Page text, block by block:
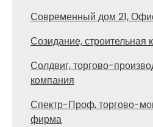
Современный дом 21,
Созидание, строительная
Солдвиг, торгово-
компания
Спектр-Проф, торгово-
фирма